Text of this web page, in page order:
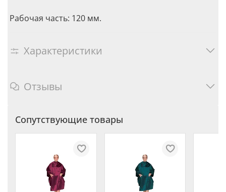
Рабочая часть: 120 мм.
Характеристики
Отзывы
Сопутствующие товары